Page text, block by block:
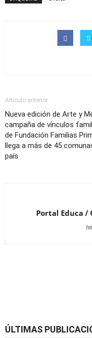
Artículo anterior
Nueva edición de Arte y
campaña de vínculos
de Fundación Familias
llega a más de 45
país
Portal Educa /
ÚLTIMAS